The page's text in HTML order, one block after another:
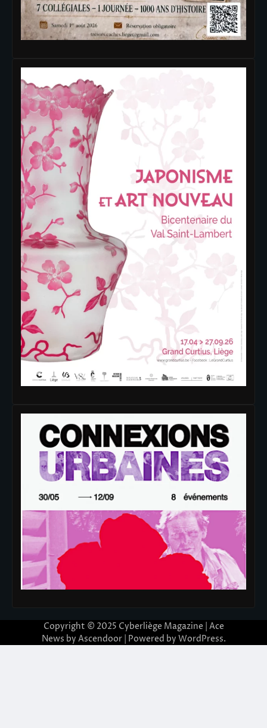
Copyright © 2025 Cyberliège Magazine | Ace
News by Ascendoor| Powered by WordPress.